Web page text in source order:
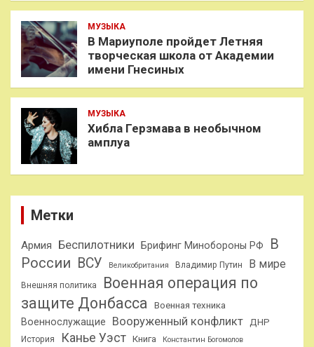
МУЗЫКА
В Мариуполе пройдет Летняя
творческая школа от Академии
имени Гнесиных
МУЗЫКА
Хибла Герзмава в необычном
амплуа
Метки
Армия Беспилотники Брифинг Минобороны РФ
В
России ВСУ Великобритания Владимир Путин В мире
Внешняя политика
Военная операция по
защите Донбасса
Военная техника
Военнослужащие Вооруженный конфликт ДНР
История Канье Уэст Книга Константин Богомолов